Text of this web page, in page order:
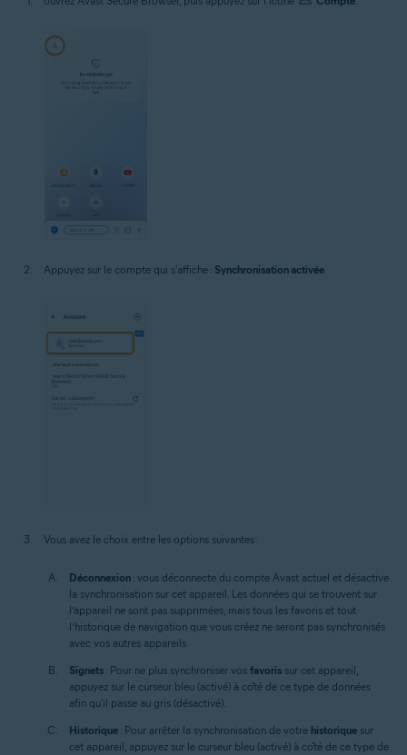
Appuyez sur le compte qui s'affiche : Synchronisation activée
Vous avez le choix entre les options suivantes :
Déconnexion : vous déconnecte du compte Avast actuel et désactive
la synchronisation sur cet appareil. Les données qui se trouvent sur
l’appareil ne sont pas supprimées, mais tous les favoris et tout
l’historique de navigation que vous créez ne seront pas synchronisés
avec vos autres appareils.
Signets : Pour ne plus synchroniser vos favoris sur cet appareil,
appuyez sur le curseur bleu (activé) à côté de ce type de données
afin qu'il passe au gris (désactivé).
Historique : Pour arrêter la synchronisation de votre historique sur
cet appareil, appuyez sur le curseur bleu (activé) à côté de ce type de